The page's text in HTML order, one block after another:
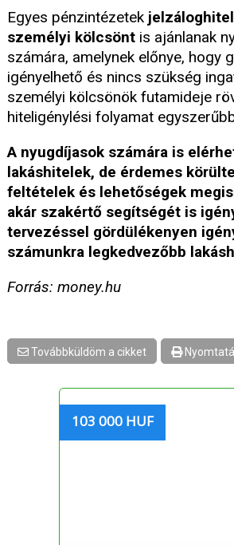
Egyes pénzintézetek
személyi kölcsönt is ajánlanak
számára, amelynek előnye, hogy
igényelhető és nincs szükség
személyi kölcsönök futamideje
hiteligénylési folyamat
A nyugdíjasok számára is
lakáshitelek, de érdemes
feltételek és lehetőségek
akár szakértő segítségét is
tervezéssel gördülékenyen
számunkra legkedvezőbb
Forrás: money.hu
Továbbküldöm a cikket
103 000 HUF